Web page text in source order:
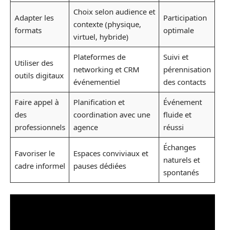
Adapter les
formats
Choix selon audience et
contexte (physique,
virtuel, hybride)
Participation
optimale
Utiliser des
outils digitaux
Plateformes de
networking et CRM
événementiel
Suivi et
pérennisation
des contacts
Faire appel à
des
professionnels
Planification et
coordination avec une
agence
Événement
fluide et
réussi
Favoriser le
cadre informel
Espaces conviviaux et
pauses dédiées
Échanges
naturels et
spontanés